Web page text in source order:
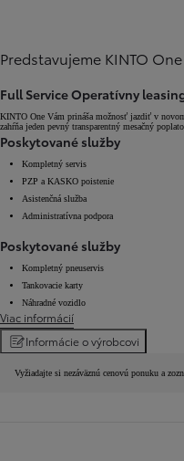
Predstavujeme KINTO One
Full Service Operatívny
KINTO One Vám prináša možnosť jazdiť v
zahŕňa jeden pevný transparentný mesačný
Poskytované služby
Kompletný servis
PZP a KASKO poistenie
Asistenčná služba
Administratívna podpora
Poskytované služby
Kompletný pneuservis
Tankovacie karty
Náhradné vozidlo
Viac informácií
Informácie o výrobcovi
Vyžiadajte si nezáväznú cenovú ponuku a